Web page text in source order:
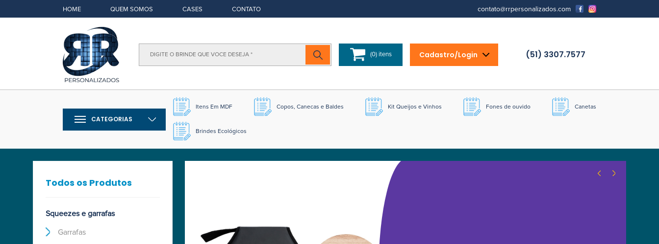
HOME QUEM SOMOS CASES CONTATO contato@rrpersonalizados.com
(0) itens Cadastro/Login (51) 3307.7577
CATEGORIAS
Itens Em MDF Copos, Canecas e Baldes Kit Queijos e Vinhos Fones de ouvido Canetas
Brindes Ecológicos
Todos os Produtos
Squeezes e garrafas
Garrafas